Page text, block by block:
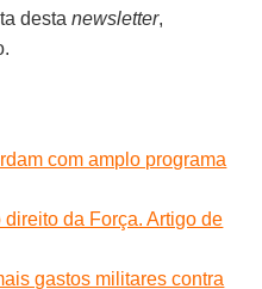
destanewsletter,
com amplo programa
da Força. Artigo de
gastos militares contra